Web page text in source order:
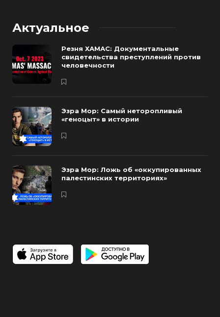
Актуальное
Резня ХАМАС: Документальные
свидетельства преступлений против
человечности
Эзра Мор: Самый неторопливый
«геноцыт» в истории
Эзра Мор: Ложь об «оккупированных
палестинских территориях»